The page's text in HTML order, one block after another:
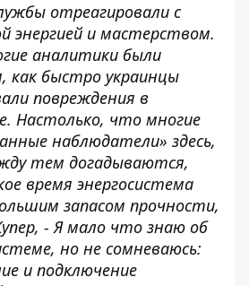
отреагировали с
энергией и мастерством.
аналитики были
как быстро украинцы
повреждения в
Настолько, что многие
наблюдатели» здесь,
тем догадываются,
время энергосистема
запасом прочности,
- Я мало что знаю об
но не сомневаюсь:
и подключение